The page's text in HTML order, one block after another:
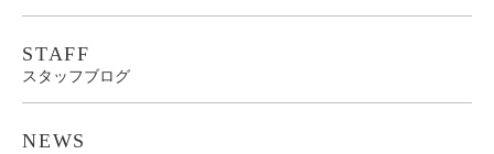
STAFF
スタッフブログ
NEWS